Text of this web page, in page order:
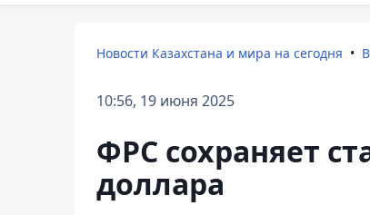
Новости Казахстана и мира на сегодня
10:56, 19 июня 2025
ФРС сохраняет
доллара